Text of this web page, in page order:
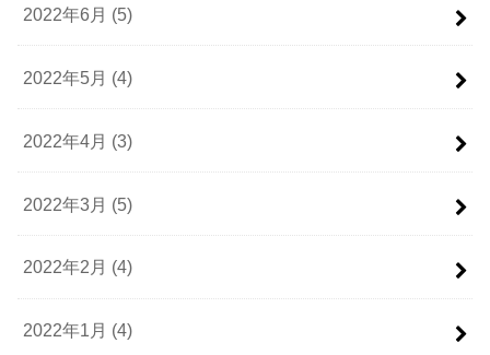
2022年6月 (5)
2022年5月 (4)
2022年4月 (3)
2022年3月 (5)
2022年2月 (4)
2022年1月 (4)